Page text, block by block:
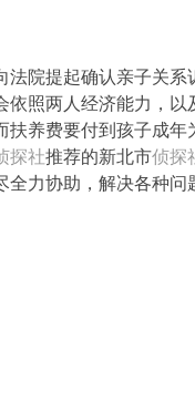
院提起确认亲子关
照两人经济能力，
扶养费要付到孩子成
探社推荐的新北市侦探
力协助，解决各种问